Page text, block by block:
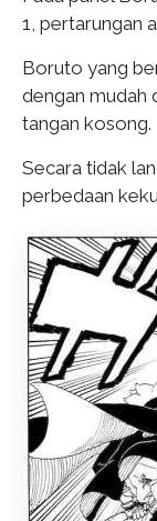
1, pertarungan
Boruto yang
dengan mudah
tangan kosong.
Secara tidak
perbedaan